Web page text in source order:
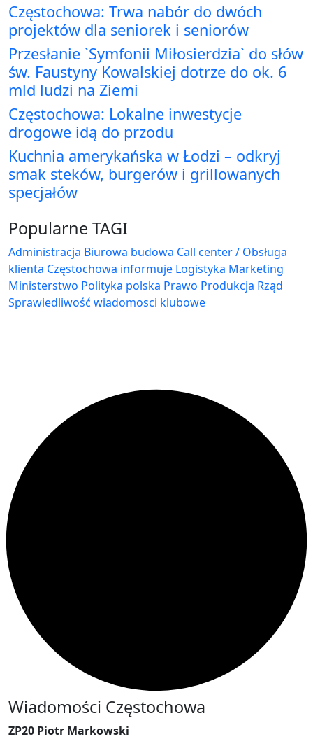
Częstochowa: Trwa nabór do dwóch
projektów dla seniorek i seniorów
Przesłanie `Symfonii Miłosierdzia` do słów
św. Faustyny Kowalskiej dotrze do ok. 6
mld ludzi na Ziemi
Częstochowa: Lokalne inwestycje
drogowe idą do przodu
Kuchnia amerykańska w Łodzi – odkryj
smak steków, burgerów i grillowanych
specjałów
Popularne TAGI
Administracja Biurowa budowa Call center / Obsługa
klienta Częstochowa informuje Logistyka Marketing
Ministerstwo Polityka polska Prawo Produkcja Rząd
Sprawiedliwość wiadomosci klubowe
Wiadomości Częstochowa
ZP20 Piotr Markowski